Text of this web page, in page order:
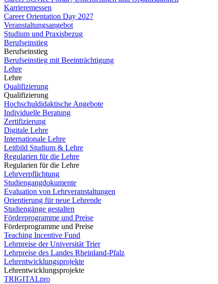
Karrieremessen
Career Orientation Day 2027
Veranstaltungsangebot
Studium und Praxisbezug
Berufseinstieg
Berufseinstieg
Berufseinstieg mit Beeinträchtigung
Lehre
Lehre
Qualifizierung
Qualifizierung
Hochschuldidaktische Angebote
Individuelle Beratung
Zertifizierung
Digitale Lehre
Internationale Lehre
Leitbild Studium & Lehre
Regularien für die Lehre
Regularien für die Lehre
Lehrverpflichtung
Studiengangdokumente
Evaluation von Lehrveranstaltungen
Orientierung für neue Lehrende
Studiengänge gestalten
Förderprogramme und Preise
Förderprogramme und Preise
Teaching Incentive Fund
Lehrpreise der Universität Trier
Lehrpreise des Landes Rheinland-Pfalz
Lehrentwicklungsprojekte
Lehrentwicklungsprojekte
TRIGITALpro